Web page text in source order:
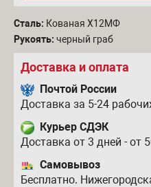
Сталь: Кованая Х12МФ
Рукоять: черный граб
Доставка и оплата
Почтой России
Доставка за 5-24
Курьер СДЭК
Доставка от 3 дней - от
Самовывоз
Бесплатно.